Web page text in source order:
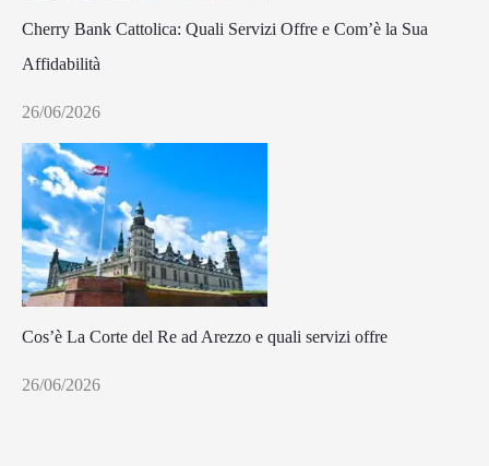
Cherry Bank Cattolica: Quali Servizi Offre e Com’è la Sua
Affidabilità
26/06/2026
Cos’è La Corte del Re ad Arezzo e quali servizi offre
26/06/2026